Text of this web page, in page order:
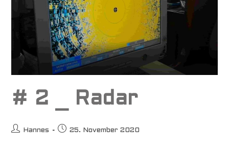
# 2 _ Radar
Beitrags-
Hannes
Beitrag
25. November 2020